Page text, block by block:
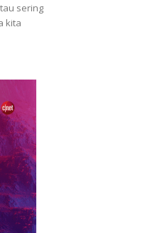
sering
kita